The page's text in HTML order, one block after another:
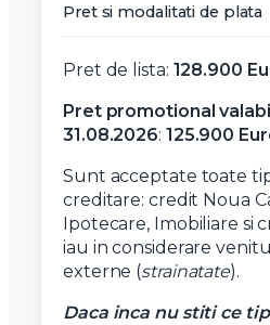
Pret si modalitati de plata
Pret de lista: 128.900
Pret promotional
31.08.2026: 125.900
Sunt acceptate toate
creditare: credit Noua
Ipotecare, Imobiliare si
iau in considerare
externe (strainatate).
Daca inca nu stiti ce